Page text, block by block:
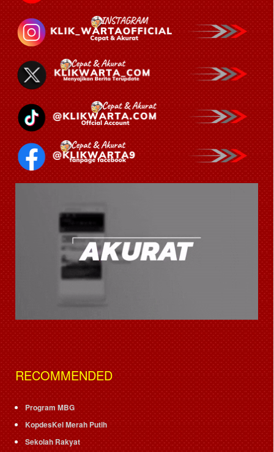
RECOMMENDED
Program MBG
KopdesKel Merah Putih
Sekolah Rakyat